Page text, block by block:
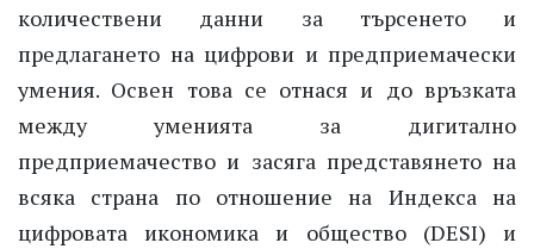
количествени данни за търсенето и
предлагането на цифрови и предприемачески
умения. Освен това се отнася и до връзката
между уменията за дигитално
предприемачество и засяга представянето на
всяка страна по отношение на Индекса на
цифровата икономика и общество (DESI) и